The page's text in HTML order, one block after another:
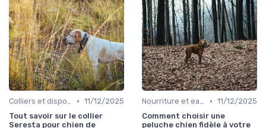
Colliers et dispositifs de suivi • 11/12/2025
Tout savoir sur le collier
Seresta pour chien de
Nourriture et eau en déplacement • 11/12/2025
Comment choisir une
peluche chien fidèle à votre